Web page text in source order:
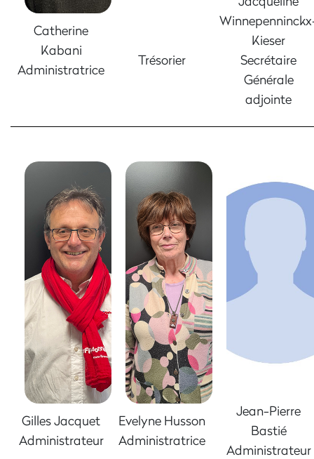
Catherine
Kabani
Administratrice
Trésorier
Kieser
Secrétaire
Générale
adjointe
Gilles Jacquet
Administrateur
Evelyne Husson
Administratrice
Jean-Pierre
Bastié
Administrateur